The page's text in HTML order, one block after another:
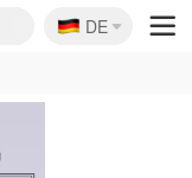
🇩🇪
DE